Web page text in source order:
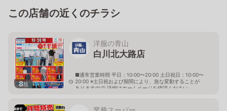
この店舗の近くのチラシ
8枚
洋服の青山
白川北大路店
■通常営業時間 平日：10:00〜20:00 土日祝日：10:00〜
20:00 ※土日祝および期間により、急な変動することが
ありますので 詳細はホームページを確認ください